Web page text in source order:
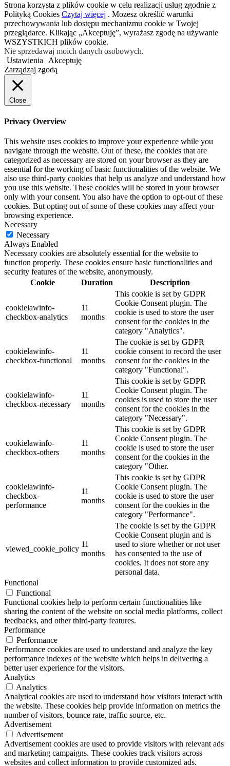
Strona korzysta z plików cookie w celu realizacji usług zgodnie z
Polityką Cookies Czytaj więcej . Możesz określić warunki
przechowywania lub dostępu mechanizmu cookie w Twojej
przeglądarce. Klikając „Akceptuję”, wyrażasz zgodę na używanie
WSZYSTKICH plików cookie.
Nie sprzedawaj moich danych osobowych.
Ustawienia
Akceptuję
Zarządzaj zgodą
Close
Privacy Overview
This website uses cookies to improve your experience while you
navigate through the website. Out of these, the cookies that are
categorized as necessary are stored on your browser as they are
essential for the working of basic functionalities of the website. We
also use third-party cookies that help us analyze and understand how
you use this website. These cookies will be stored in your browser
only with your consent. You also have the option to opt-out of these
cookies. But opting out of some of these cookies may affect your
browsing experience.
Necessary
Necessary
Always Enabled
Necessary cookies are absolutely essential for the website to
function properly. These cookies ensure basic functionalities and
security features of the website, anonymously.
Cookie
Duration Description
cookielawinfo-
checkbox-analytics
11
months
This cookie is set by GDPR
Cookie Consent plugin. The
cookie is used to store the user
consent for the cookies in the
category "Analytics".
cookielawinfo-
checkbox-functional
11
months
The cookie is set by GDPR
cookie consent to record the user
consent for the cookies in the
category "Functional".
cookielawinfo-
checkbox-necessary
11
months
This cookie is set by GDPR
Cookie Consent plugin. The
cookies is used to store the user
consent for the cookies in the
category "Necessary".
cookielawinfo-
checkbox-others
11
months
This cookie is set by GDPR
Cookie Consent plugin. The
cookie is used to store the user
consent for the cookies in the
category "Other.
cookielawinfo-
checkbox-
performance
11
months
This cookie is set by GDPR
Cookie Consent plugin. The
cookie is used to store the user
consent for the cookies in the
category "Performance".
viewed_cookie_policy
11
months
The cookie is set by the GDPR
Cookie Consent plugin and is
used to store whether or not user
has consented to the use of
cookies. It does not store any
personal data.
Functional
Functional
Functional cookies help to perform certain functionalities like
sharing the content of the website on social media platforms, collect
feedbacks, and other third-party features.
Performance
Performance
Performance cookies are used to understand and analyze the key
performance indexes of the website which helps in delivering a
better user experience for the visitors.
Analytics
Analytics
Analytical cookies are used to understand how visitors interact with
the website. These cookies help provide information on metrics the
number of visitors, bounce rate, traffic source, etc.
Advertisement
Advertisement
Advertisement cookies are used to provide visitors with relevant ads
and marketing campaigns. These cookies track visitors across
websites and collect information to provide customized ads.